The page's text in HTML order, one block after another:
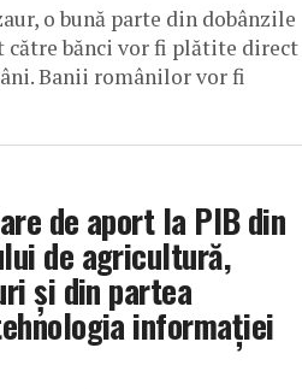
o bună parte din dobânzile
către bănci vor fi plătite direct
Banii românilor vor fi
de aport la PIB din
de agricultură,
și din partea
informației